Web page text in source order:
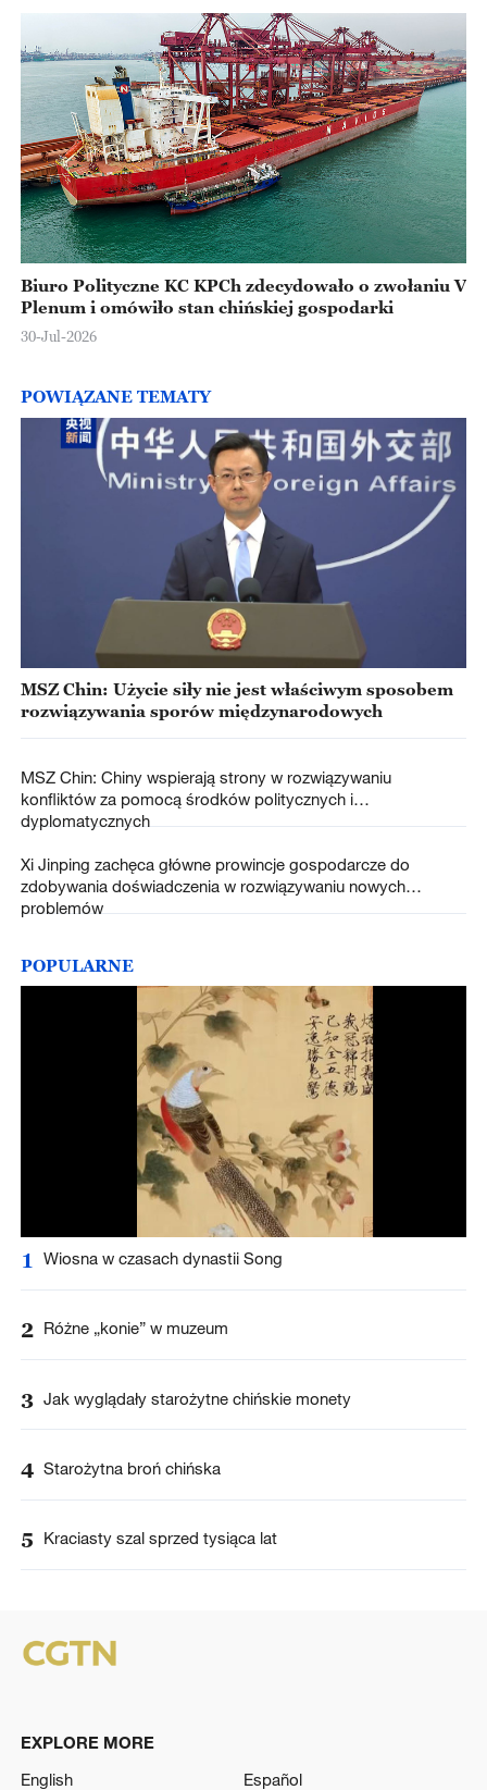
Biuro Polityczne KC KPCh zdecydowało o zwołaniu V
Plenum i omówiło stan chińskiej gospodarki
30-Jul-2026
POWIĄZANE TEMATY
MSZ Chin: Użycie siły nie jest właściwym sposobem
rozwiązywania sporów międzynarodowych
MSZ Chin: Chiny wspierają strony w rozwiązywaniu
konfliktów za pomocą środków politycznych i
dyplomatycznych
Xi Jinping zachęca główne prowincje gospodarcze do
zdobywania doświadczenia w rozwiązywaniu nowych
problemów
POPULARNE
1 Wiosna w czasach dynastii Song
2 Różne „konie” w muzeum
3 Jak wyglądały starożytne chińskie monety
4 Starożytna broń chińska
5 Kraciasty szal sprzed tysiąca lat
EXPLORE MORE
English
Español